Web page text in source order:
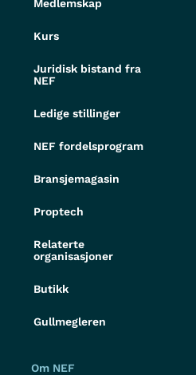
Medlemskap
Kurs
Juridisk bistand fra
NEF
Ledige stillinger
NEF fordelsprogram
Bransjemagasin
Proptech
Relaterte
organisasjoner
Butikk
Gullmegleren
Om NEF